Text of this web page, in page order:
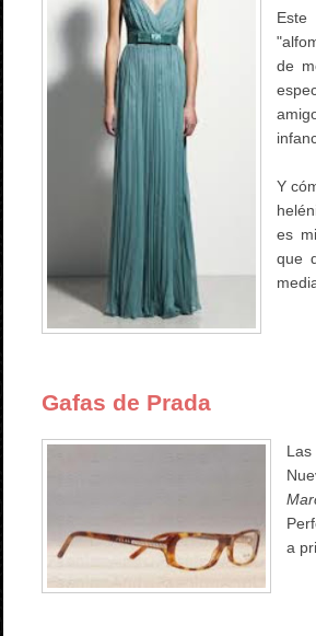
de
Y
es
que
Gafas de Prada
a